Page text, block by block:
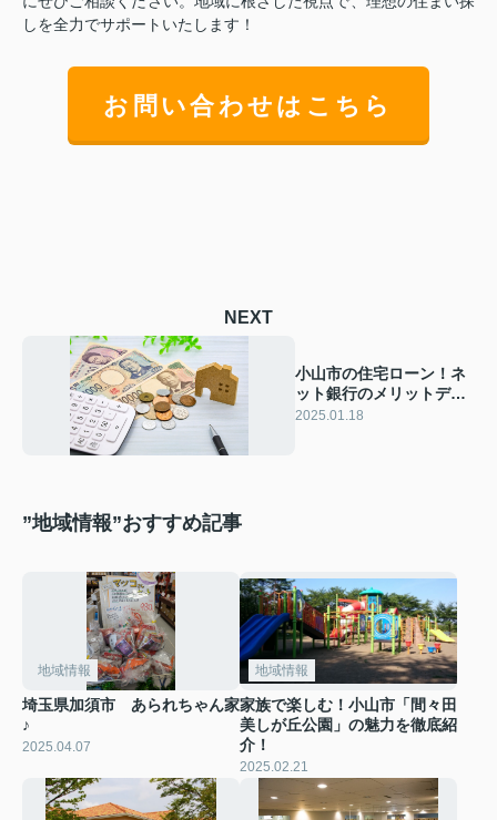
しを全力でサポートいたします！
お問い合わせはこちら
NEXT
小山市の住宅ローン！ネ
ット銀行のメリットデメ
リットと借り換え
2025.01.18
”地域情報”おすすめ記事
地域情報
埼玉県加須市 あられちゃん家
♪
2025.04.07
地域情報
家族で楽しむ！小山市「間々田
美しが丘公園」の魅力を徹底紹
介！
2025.02.21